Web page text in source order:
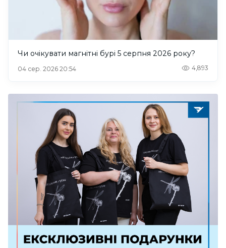
Чи очікувати магнітні бурі 5 серпня 2026 року?
04 сер. 2026 20:54 4,893